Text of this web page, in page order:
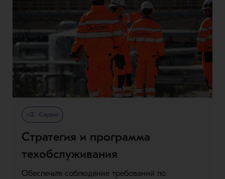
Сервис
Стратегия и программа
техобслуживания
Обеспечьте соблюдение требований по